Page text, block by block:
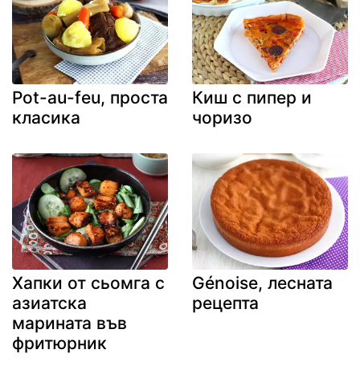
Pot-au-feu, проста
класика
Киш с пипер и
чоризо
Хапки от сьомга с
азиатска
марината във
фритюрник
Génoise, лесната
рецепта